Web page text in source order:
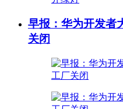
早报：华为开发者
关闭